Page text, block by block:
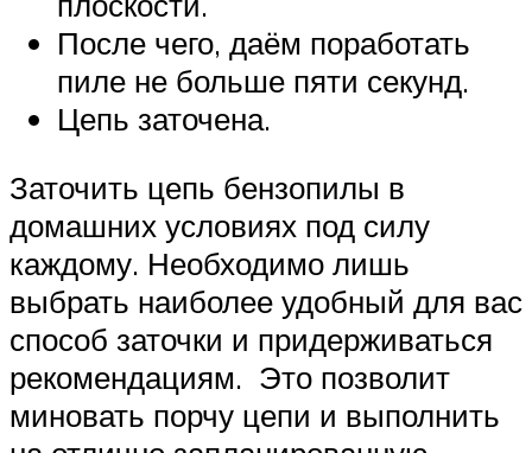
После чего, даём поработать
пиле не больше пяти секунд.
Цепь заточена.
Заточить цепь бензопилы в
домашних условиях под силу
каждому. Необходимо лишь
выбрать наиболее удобный для вас
способ заточки и придерживаться
рекомендациям. Это позволит
миновать порчу цепи и выполнить